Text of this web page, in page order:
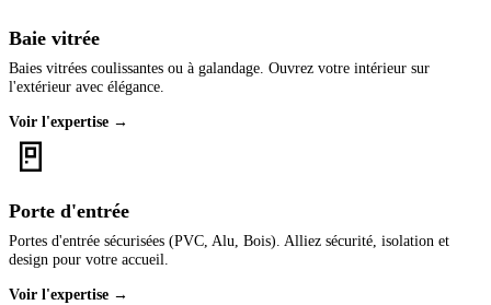
Baie vitrée
Baies vitrées coulissantes ou à galandage. Ouvrez votre intérieur sur
l'extérieur avec élégance.
Voir l'expertise →
🚪
Porte d'entrée
Portes d'entrée sécurisées (PVC, Alu, Bois). Alliez sécurité, isolation et
design pour votre accueil.
Voir l'expertise →